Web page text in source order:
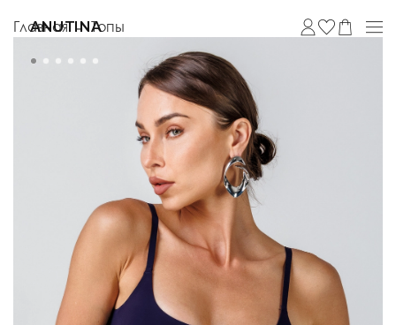
ANUTINA
Главная Топы